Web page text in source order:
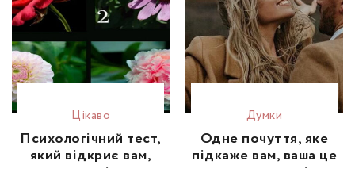
Цікаво
Психологічний тест,
який відкриє вам,
Думки
Одне почуття, яке
підкаже вам, ваша це